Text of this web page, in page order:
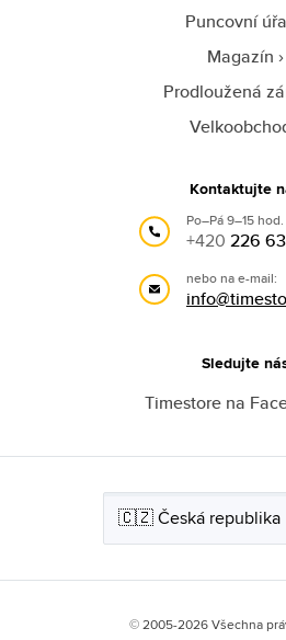
Puncovní
Magazín
Prodloužená
Kontaktujte
Po–Pá 9–15 hod.
+420 226
nebo na e-mail:
Sledujte
Timestore na
© 2005-2026 Všechna